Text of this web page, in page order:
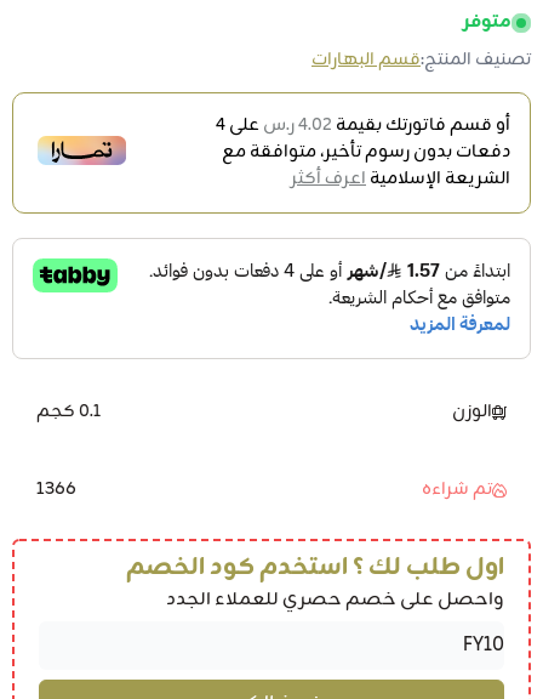
متوفر
تصنيف المنتج:قسم البهارات
أو قسم فاتورتك بقيمة 4.02 ر.س على4
دفعات بدون رسوم تأخير، متوافقة مع
الشريعة الإسلاميةاعرف أكثر
الوزن 0.1 كجم
تم شراءه 1366
اول طلب لك ؟ استخدم كود الخصم
واحصل على خصم حصري للعملاء الجدد